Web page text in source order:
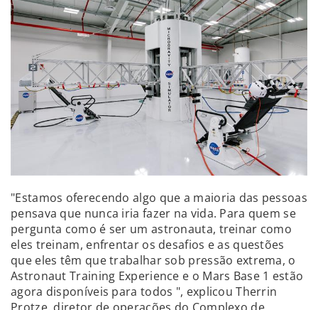
"Estamos oferecendo algo que a maioria das pessoas
pensava que nunca iria fazer na vida. Para quem se
pergunta como é ser um astronauta, treinar como
eles treinam, enfrentar os desafios e as questões
que eles têm que trabalhar sob pressão extrema, o
Astronaut Training Experience e o Mars Base 1 estão
agora disponíveis para todos ", explicou Therrin